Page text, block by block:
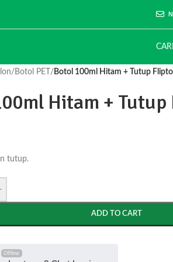
/ Botol PET / Botol 100ml Hitam + Tutup
Hitam +
tutup.
ADD TO CART
Offline